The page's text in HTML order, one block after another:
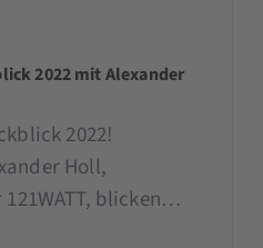
2022 mit Alexander
2022!
Holl,
blicken
das Jahr zurück.